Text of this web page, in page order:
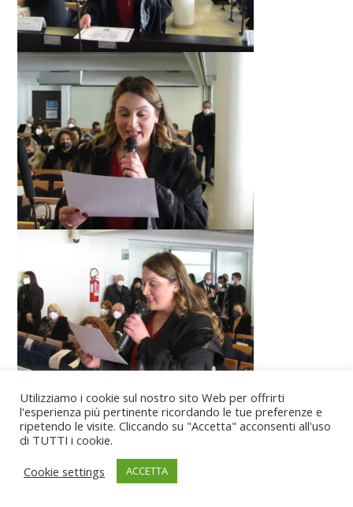
Utilizziamo i cookie sul nostro sito Web per offrirti
l'esperienza più pertinente ricordando le tue preferenze e
ripetendo le visite. Cliccando su "Accetta" acconsenti all'uso
di TUTTI i cookie.
Cookie settings
ACCETTA